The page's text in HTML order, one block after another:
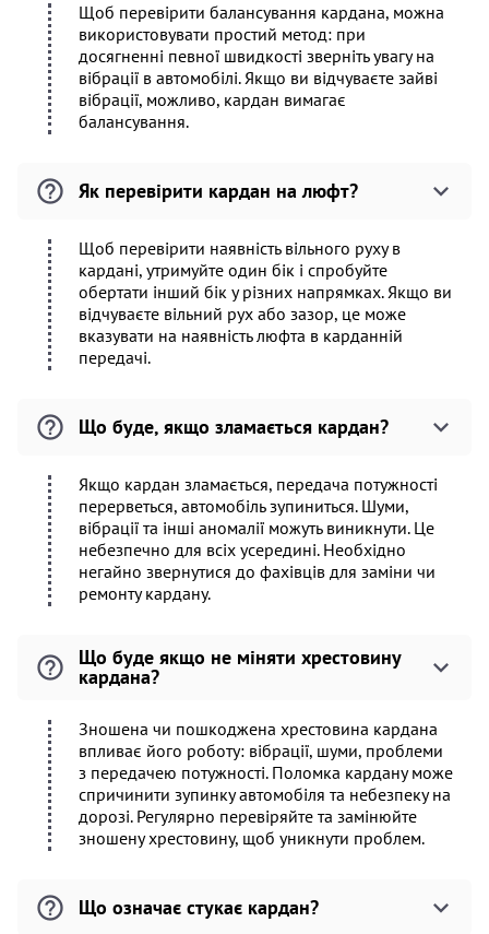
Щоб перевірити балансування кардана, можна
використовувати простий метод: при
досягненні певної швидкості зверніть увагу на
вібрації в автомобілі. Якщо ви відчуваєте зайві
вібрації, можливо, кардан вимагає
балансування.
Як перевірити кардан на люфт?
Щоб перевірити наявність вільного руху в
кардані, утримуйте один бік і спробуйте
обертати інший бік у різних напрямках. Якщо ви
відчуваєте вільний рух або зазор, це може
вказувати на наявність люфта в карданній
передачі.
Що буде, якщо зламається кардан?
Якщо кардан зламається, передача потужності
перерветься, автомобіль зупиниться. Шуми,
вібрації та інші аномалії можуть виникнути. Це
небезпечно для всіх усередині. Необхідно
негайно звернутися до фахівців для заміни чи
ремонту кардану.
Що буде якщо не міняти хрестовину
кардана?
Зношена чи пошкоджена хрестовина кардана
впливає його роботу: вібрації, шуми, проблеми
з передачею потужності. Поломка кардану може
спричинити зупинку автомобіля та небезпеку на
дорозі. Регулярно перевіряйте та замінюйте
зношену хрестовину, щоб уникнути проблем.
Що означає стукає кардан?